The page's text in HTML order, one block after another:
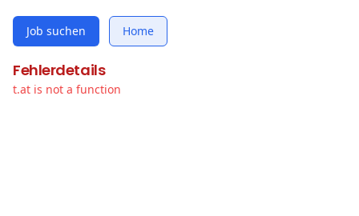
Job suchen Home
Fehlerdetails
t.at is not a function